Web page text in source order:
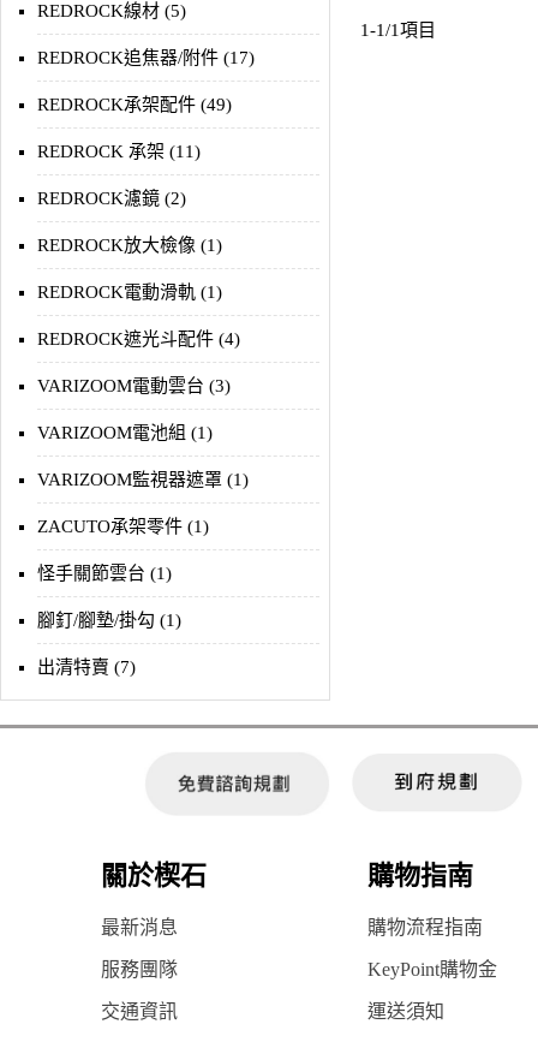
REDROCK線材 (5)
REDROCK追焦器/附件 (17)
REDROCK承架配件 (49)
REDROCK 承架 (11)
REDROCK濾鏡 (2)
REDROCK放大檢像 (1)
REDROCK電動滑軌 (1)
REDROCK遮光斗配件 (4)
VARIZOOM電動雲台 (3)
VARIZOOM電池組 (1)
VARIZOOM監視器遮罩 (1)
ZACUTO承架零件 (1)
怪手關節雲台 (1)
腳釘/腳墊/掛勾 (1)
出清特賣 (7)
1-1/1項目
關於楔石 購物指南
最新消息 購物流程指南
服務團隊 KeyPoint購物金
交通資訊 運送須知